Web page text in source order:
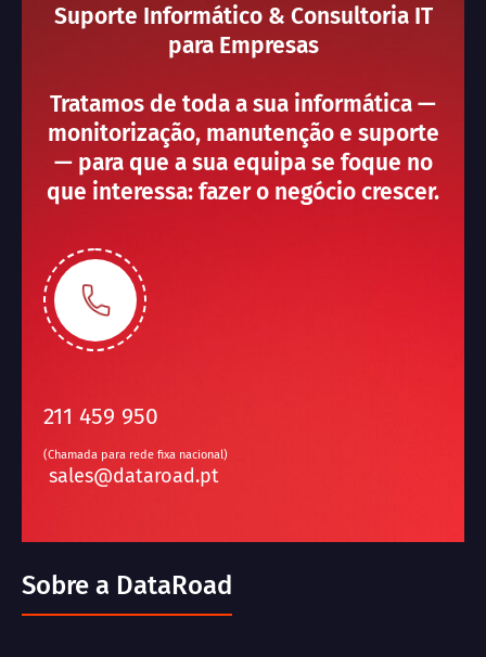
Suporte Informático & Consultoria IT
para Empresas
Tratamos de toda a sua informática —
monitorização, manutenção e suporte
— para que a sua equipa se foque no
que interessa: fazer o negócio crescer.
211 459 950
(Chamada para rede fixa nacional)
sales@dataroad.pt
Sobre a DataRoad